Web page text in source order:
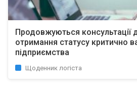
Продовжуються консультації
отримання статусу критично
підприємства
Щоденник логіста